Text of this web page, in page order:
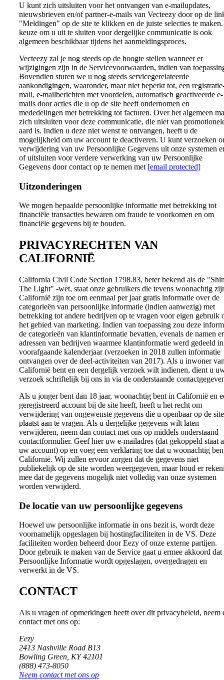
U kunt zich uitsluiten voor het ontvangen van e-mailupdates,
nieuwsbrieven en/of partner-e-mails van Vecteezy door op de
"Meldingen" op de site te klikken en de juiste selecties te
keuze om u uit te sluiten voor dergelijke communicatie is ook
algemeen beschikbaar tijdens het aanmeldingsproces.
Vecteezy zal je nog steeds op de hoogte stellen wanneer er
wijzigingen zijn in de Servicevoorwaarden, indien van
Bovendien sturen we u nog steeds servicegerelateerde
aankondigingen, waaronder, maar niet beperkt tot, een
mail, e-mailberichten met voordelen, automatisch geactiveerde e-
mails door acties die u op de site heeft ondernomen en
mededelingen met betrekking tot facturen. Over het algemeen
zich uitsluiten voor deze communicatie, die niet van
aard is. Indien u deze niet wenst te ontvangen, heeft u de
mogelijkheid om uw account te deactiveren. U kunt verzoeken
verwijdering van uw Persoonlijke Gegevens uit onze systemen
of uitsluiten voor verdere verwerking van uw Persoonlijke
Gegevens door contact op te nemen met [email protected]
Uitzonderingen
We mogen bepaalde persoonlijke informatie met betrekking tot
financiële transacties bewaren om fraude te voorkomen en om
financiële gegevens bij te houden.
PRIVACYRECHTEN VAN
CALIFORNIË
California Civil Code Section 1798.83, beter bekend als de
The Light" -wet, staat onze gebruikers die tevens woonachtig
Californië zijn toe om eenmaal per jaar gratis informatie over de
categorieën van persoonlijke informatie (indien aanwezig) met
betrekking tot andere bedrijven op te vragen voor eigen gebruik
het gebied van marketing. Indien van toepassing zou deze
de categorieën van klantinformatie bevatten, evenals de namen
adressen van bedrijven waarmee klantinformatie werd gedeeld
voorafgaande kalenderjaar (verzoeken in 2018 zullen informatie
ontvangen over de deel-activiteiten van 2017). Als u inwoner
Californië bent en een dergelijk verzoek wilt indienen, dient u
verzoek schriftelijk bij ons in via de onderstaande
Als u jonger bent dan 18 jaar, woonachtig bent in Californië en
geregistreerd account bij de site heeft, heeft u het recht om
verwijdering van ongewenste gegevens die u openbaar op de site
plaatst aan te vragen. Als u dergelijke gegevens wilt laten
verwijderen, neem dan contact met ons op middels onderstaand
contactformulier. Geef hier uw e-mailadres (dat gekoppeld staat
uw account) op en voeg een verklaring toe dat u woonachtig
Californië. Wij zullen ervoor zorgen dat de gegevens niet
publiekelijk op de site worden weergegeven, maar houd er
mee dat de gegevens mogelijk niet volledig van onze systemen
worden verwijderd.
De locatie van uw persoonlijke gegevens
Hoewel uw persoonlijke informatie in ons bezit is, wordt deze
voornamelijk opgeslagen bij hostingfaciliteiten in de VS. Deze
faciliteiten worden beheerd door Eezy of onze externe partijen.
Door gebruik te maken van de Service gaat u ermee akkoord
Persoonlijke Informatie wordt opgeslagen, overgedragen en
verwerkt in de VS.
CONTACT
Als u vragen of opmerkingen heeft over dit privacybeleid, neem
contact met ons op:
Eezy
2413 Nashville Road B13
Bowling Green, KY 42101
(888) 473-8050
Neem contact met ons op